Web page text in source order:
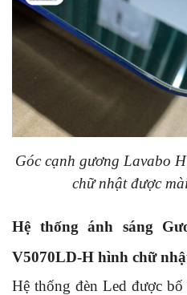
Góc cạnh gương Lavabo
chữ nhật được
Hệ thống ánh sáng
V5070LD-H hình chữ
Hệ thống đèn Led được